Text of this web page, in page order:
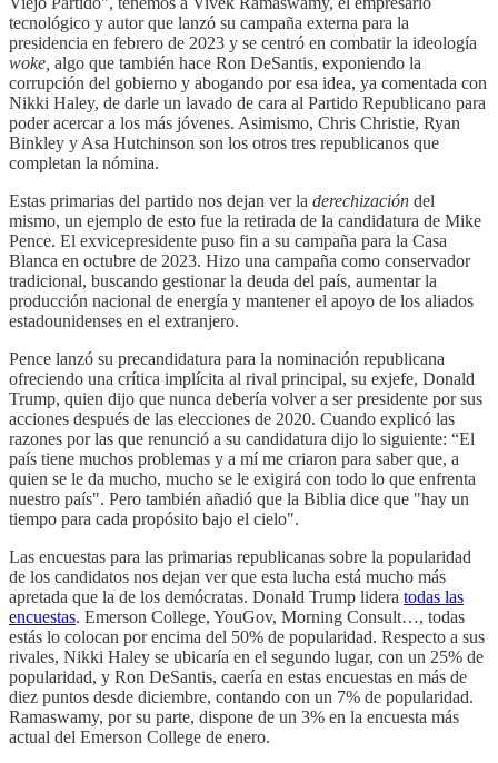
tecnológico y autor que lanzó su campaña externa para la
presidencia en febrero de 2023 y se centró en combatir la ideología
woke, algo que también hace Ron DeSantis, exponiendo la
corrupción del gobierno y abogando por esa idea, ya comentada con
Nikki Haley, de darle un lavado de cara al Partido Republicano para
poder acercar a los más jóvenes. Asimismo, Chris Christie, Ryan
Binkley y Asa Hutchinson son los otros tres republicanos que
completan la nómina.
Estas primarias del partido nos dejan ver la derechización del
mismo, un ejemplo de esto fue la retirada de la candidatura de Mike
Pence. El exvicepresidente puso fin a su campaña para la Casa
Blanca en octubre de 2023. Hizo una campaña como conservador
tradicional, buscando gestionar la deuda del país, aumentar la
producción nacional de energía y mantener el apoyo de los aliados
estadounidenses en el extranjero.
Pence lanzó su precandidatura para la nominación republicana
ofreciendo una crítica implícita al rival principal, su exjefe, Donald
Trump, quien dijo que nunca debería volver a ser presidente por sus
acciones después de las elecciones de 2020. Cuando explicó las
razones por las que renunció a su candidatura dijo lo siguiente: “El
país tiene muchos problemas y a mí me criaron para saber que, a
quien se le da mucho, mucho se le exigirá con todo lo que enfrenta
nuestro país". Pero también añadió que la Biblia dice que "hay un
tiempo para cada propósito bajo el cielo".
Las encuestas para las primarias republicanas sobre la popularidad
de los candidatos nos dejan ver que esta lucha está mucho más
apretada que la de los demócratas. Donald Trump lidera todas las
encuestas. Emerson College, YouGov, Morning Consult…, todas
estás lo colocan por encima del 50% de popularidad. Respecto a sus
rivales, Nikki Haley se ubicaría en el segundo lugar, con un 25% de
popularidad, y Ron DeSantis, caería en estas encuestas en más de
diez puntos desde diciembre, contando con un 7% de popularidad.
Ramaswamy, por su parte, dispone de un 3% en la encuesta más
actual del Emerson College de enero.